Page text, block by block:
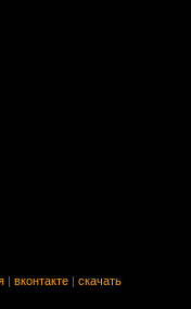
вконтакте скачать